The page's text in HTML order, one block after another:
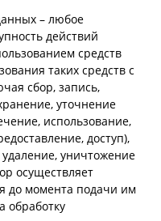
– любое
действий
средств
таких средств с
сбор, запись,
уточнение
использование,
доступ),
уничтожение
осуществляет
до момента подачи им
обработку